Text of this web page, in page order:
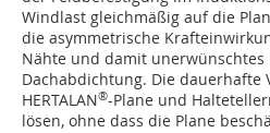
Windlast gleichmäßig auf die
die asymmetrische
Nähte und damit unerwünschtes
Dachabdichtung. Die dauerhafte
HERTALAN®-Plane und
lösen, ohne dass die Plane